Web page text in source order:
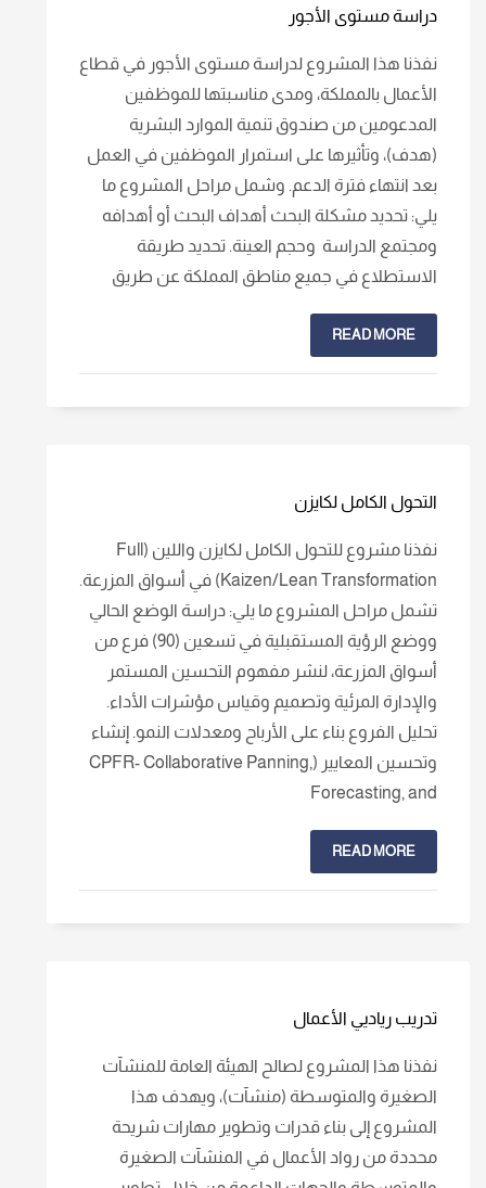
دراسة مستوى الأجور
نفذنا هذا المشروع لدراسة مستوى الأجور في قطاع
الأعمال بالمملكة، ومدى مناسبتها للموظفين
المدعومين من صندوق تنمية الموارد البشرية
(هدف)، وتأثيرها على استمرار الموظفين في العمل
بعد انتهاء فترة الدعم. وشمل مراحل المشروع ما
يلي: تحديد مشكلة البحث أهداف البحث أو أهدافه
ومجتمع الدراسة وحجم العينة. تحديد طريقة
الاستطلاع في جميع مناطق المملكة عن طريق
READ MORE
التحول الكامل لكايزن
نفذنا مشروع للتحول الكامل لكايزن واللين (Full
Kaizen/Lean Transformation) في أسواق المزرعة.
تشمل مراحل المشروع ما يلي: دراسة الوضع الحالي
ووضع الرؤية المستقبلية في تسعين (90) فرع من
أسواق المزرعة، لنشر مفهوم التحسين المستمر
والإدارة المرئية وتصميم وقياس مؤشرات الأداء.
تحليل الفروع بناء على الأرباح ومعدلات النمو. إنشاء
وتحسين المعايير (CPFR- Collaborative Panning,
Forecasting, and
READ MORE
تدريب رياديي الأعمال
نفذنا هذا المشروع لصالح الهيئة العامة للمنشآت
الصغيرة والمتوسطة (منشآت)، ويهدف هذا
المشروع إلى بناء قدرات وتطوير مهارات شريحة
محددة من رواد الأعمال في المنشآت الصغيرة